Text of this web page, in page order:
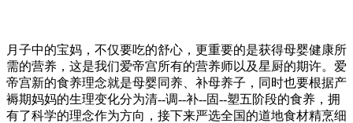
月子中的宝妈，不仅要吃的舒心，更重要的是获得母婴健康所
需的营养，这是我们爱帝宫所有的营养师以及星厨的期许。爱
帝宫新的食养理念就是母婴同养、补母养子，同时也要根据产
褥期妈妈的生理变化分为清--调--补--固--塑五阶段的食养，拥
有了科学的理念作为方向，接下来严选全国的道地食材精烹细